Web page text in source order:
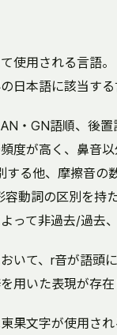
使用される言語。
日本語に該当す
AN・GN語順、後置
度が高く、鼻音
する他、摩擦音の
容動詞の区別を持た
って非過去/過去
いて、r音が語頭
を用いた表現が存
果文字が使用され